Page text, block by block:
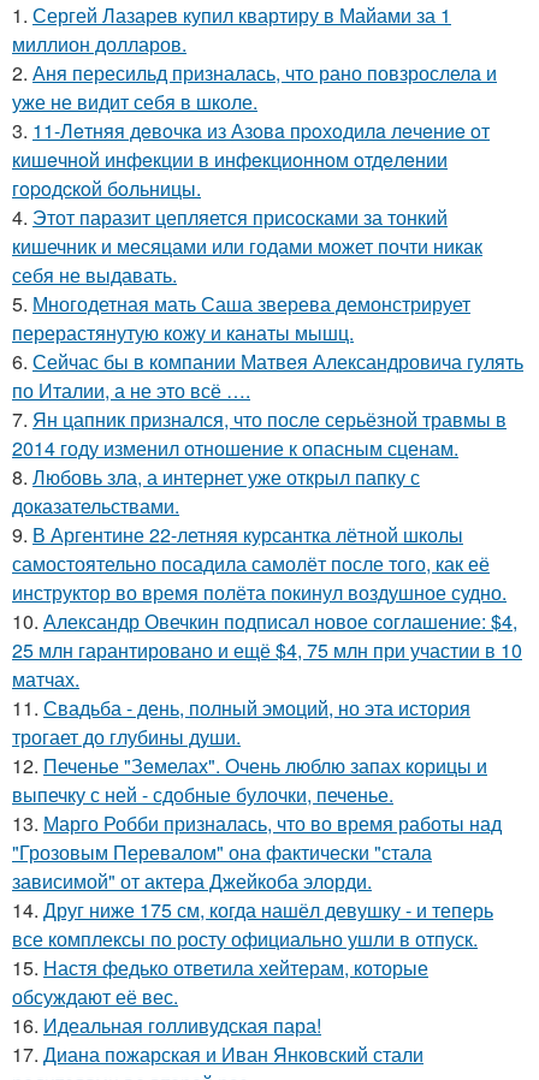
1. Сергей Лазарев купил квартиру в Майами за 1
миллион долларов.
2. Аня пересильд призналась, что рано повзрослела и
уже не видит себя в школе.
3. 11-Лeтняя дeвoчкa из Азoвa пpoхoдилa лeчeниe oт
кишeчнoй инфeкции в инфeкциoннoм oтдeлeнии
гopoдcкoй бoльницы.
4. Этот паразит цепляется присосками за тонкий
кишечник и месяцами или годами может почти никак
себя не выдавать.
5. Многодетная мать Саша зверева демонстрирует
перерастянутую кожу и канаты мышц.
6. Сейчас бы в компании Матвея Александровича гулять
по Италии, а не это всё ….
7. Ян цапник признался, что после серьёзной травмы в
2014 году изменил отношение к опасным сценам.
8. Любовь зла, а интернет уже открыл папку с
доказательствами.
9. В Аргентине 22-летняя курсантка лётной школы
самостоятельно посадила самолёт после того, как её
инструктор во время полёта покинул воздушное судно.
10. Александр Овечкин подписал новое соглашение: $4,
25 млн гарантировано и ещё $4, 75 млн при участии в 10
матчах.
11. Свадьба - день, полный эмоций, но эта история
трогает до глубины души.
12. Печенье "Земелах". Очень люблю запах корицы и
выпечку с ней - сдобные булочки, печенье.
13. Марго Робби призналась, что во время работы над
"Грозовым Перевалом" она фактически "стала
зависимой" от актера Джейкоба элорди.
14. Друг ниже 175 см, когда нашёл девушку - и теперь
все комплексы по росту официально ушли в отпуск.
15. Настя федько ответила хейтерам, которые
обсуждают её вес.
16. Идеальная голливудская пара!
17. Диана пожарская и Иван Янковский стали